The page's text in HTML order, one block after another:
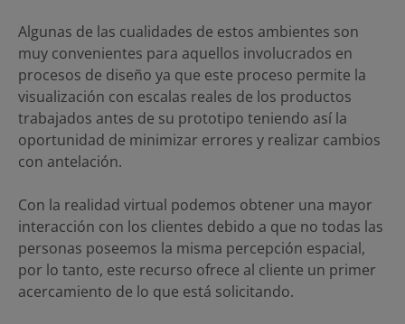
Algunas de las cualidades de estos ambientes son
muy convenientes para aquellos involucrados en
procesos de diseño ya que este proceso permite la
visualización con escalas reales de los productos
trabajados antes de su prototipo teniendo así la
oportunidad de minimizar errores y realizar cambios
con antelación.
Con la realidad virtual podemos obtener una mayor
interacción con los clientes debido a que no todas las
personas poseemos la misma percepción espacial,
por lo tanto, este recurso ofrece al cliente un primer
acercamiento de lo que está solicitando.